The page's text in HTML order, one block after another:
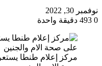
نوفمبر 30, 2022
0
دقيقة واحدة
مركز إعلام طنطا